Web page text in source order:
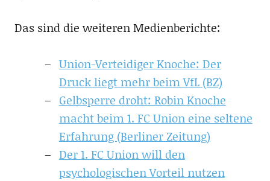
Das sind die weiteren Medienberichte:
Union-Verteidiger Knoche: Der
Druck liegt mehr beim VfL (BZ)
Gelbsperre droht: Robin Knoche
macht beim 1. FC Union eine seltene
Erfahrung (Berliner Zeitung)
Der 1. FC Union will den
psychologischen Vorteil nutzen